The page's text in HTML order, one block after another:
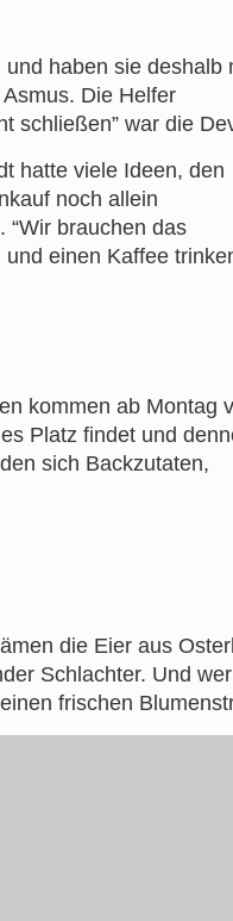
haben sie deshalb
Die Helfer
schließen” war die
hatte viele Ideen, den
noch allein
“Wir brauchen das
einen Kaffee
kommen ab Montag
Platz findet und
sich Backzutaten,
die Eier aus
Schlachter. Und wer
frischen